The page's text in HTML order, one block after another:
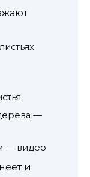
—
— видео
и